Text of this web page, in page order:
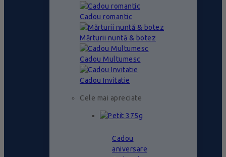
Cadou romantic
Mărturii nuntă & botez
Cadou Multumesc
Cadou Invitatie
Cele mai apreciate
Cadou
aniversare